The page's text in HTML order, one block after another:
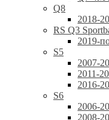
Q8
2018-
RS Q3
2019-
S5
2007-
2011-
2016-
S6
2006-
2008-